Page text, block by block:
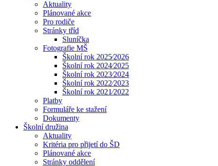
Aktuality
Plánované akce
Pro rodiče
Stránky tříd
Sluníčka
Fotografie MŠ
Školní rok 2025⁄2026
Školní rok 2024⁄2025
Školní rok 2023⁄2024
Školní rok 2022⁄2023
Školní rok 2021⁄2022
Platby
Formuláře ke stažení
Dokumenty
Školní družina
Aktuality
Kritéria pro přijetí do ŠD
Plánované akce
Stránky oddělení